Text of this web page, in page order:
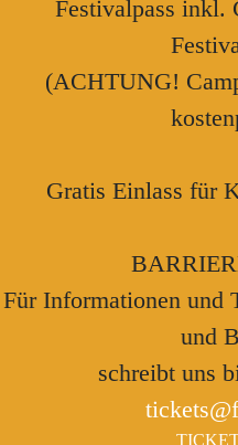
Festivalpass inkl.
(ACHTUNG!
Gratis Einlass für
Für Informationen und
und
schreibt uns